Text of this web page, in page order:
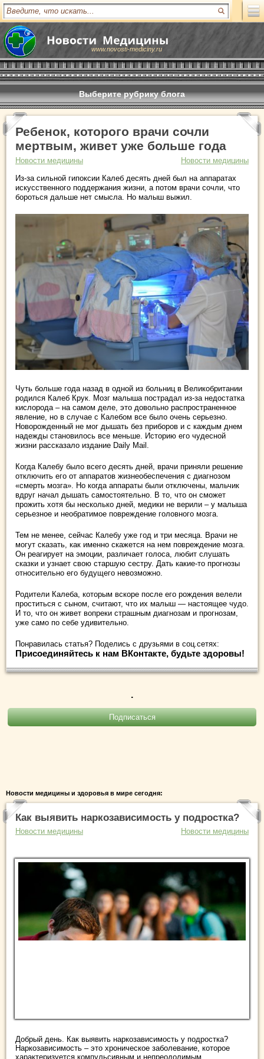
www.novosti-mediciny.ru
Выберите рубрику блога
Ребенок, которого врачи сочли
мертвым, живет уже больше года
Новости медицины
Новости медицины
Из-за сильной гипоксии Калеб десять дней был на аппаратах
искусственного поддержания жизни, а потом врачи сочли, что
бороться дальше нет смысла. Но малыш выжил.
Чуть больше года назад в одной из больниц в Великобритании
родился Калеб Крук. Мозг малыша пострадал из-за недостатка
кислорода – на самом деле, это довольно распространенное
явление, но в случае с Калебом все было очень серьезно.
Новорожденный не мог дышать без приборов и с каждым днем
надежды становилось все меньше. Историю его чудесной
жизни рассказало издание Daily Mail.
Когда Калебу было всего десять дней, врачи приняли решение
отключить его от аппаратов жизнеобеспечения с диагнозом
«смерть мозга». Но когда аппараты были отключены, мальчик
вдруг начал дышать самостоятельно. В то, что он сможет
прожить хотя бы несколько дней, медики не верили – у малыша
серьезное и необратимое повреждение головного мозга.
Тем не менее, сейчас Калебу уже год и три месяца. Врачи не
могут сказать, как именно скажется на нем повреждение мозга.
Он реагирует на эмоции, различает голоса, любит слушать
сказки и узнает свою старшую сестру. Дать какие-то прогнозы
относительно его будущего невозможно.
Родители Калеба, которым вскоре после его рождения велели
проститься с сыном, считают, что их малыш — настоящее чудо.
И то, что он живет вопреки страшным диагнозам и прогнозам,
уже само по себе удивительно.
Понравилась статья? Поделись с друзьями в соц.сетях:
Присоединяйтесь к нам ВКонтакте, будьте здоровы!
.
Новости медицины и здоровья в мире сегодня:
Как выявить наркозависимость у подростка?
Новости медицины Новости медицины
Добрый день. Как выявить наркозависимость у подростка?
Наркозависимость – это хроническое заболевание, которое
характеризуется компульсивным и непреодолимым